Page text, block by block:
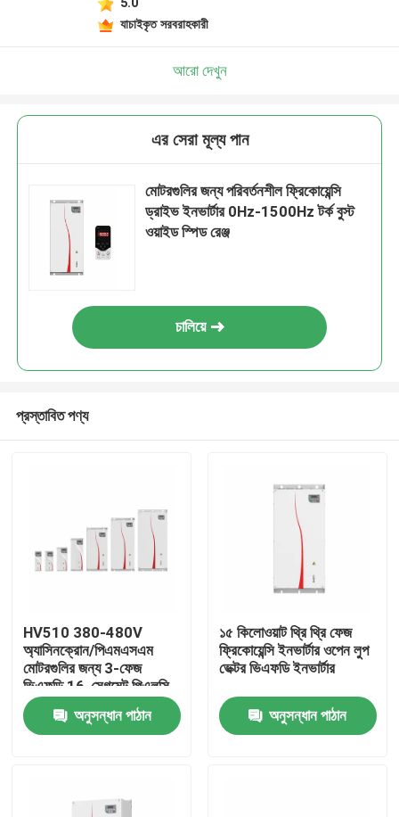
বাড়ি
যাচাইকৃত সরবরাহকারী
আরো দেখুন
এর সেরা মূল্য পান
মোটরগুলির জন্য পরিবর্তনশীল ফ্রিকোয়েন্সি
ড্রাইভ ইনভার্টার 0Hz-1500Hz টর্ক বুস্ট
ওয়াইড স্পিড রেঞ্জ
চালিয়ে
প্রস্তাবিত পণ্য
HV510 380-480V
অ্যাসিনক্রোন/পিএমএসএম
মোটরগুলির জন্য 3-ফেজ
ভিএফডি 16-সেগমেন্ট পিএলসি
মাল্টি-স্পিড অপারেশন সমর্থনকারী
ভিএফডি অনুসন্ধান পাঠান
১৫ কিলোওয়াট থ্রি থ্রি ফেজ
ফ্রিকোয়েন্সি ইনভার্টার ওপেন লুপ
ভেক্টর ভিএফডি ইনভার্টার
অনুসন্ধান পাঠান